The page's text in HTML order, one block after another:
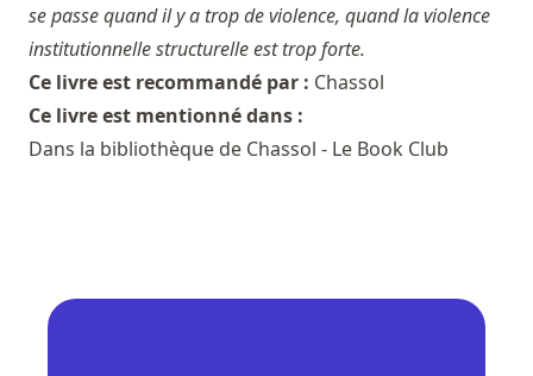
se passe quand il y a trop de violence, quand la violence
institutionnelle structurelle est trop forte.
Ce livre est recommandé par : Chassol
Ce livre est mentionné dans :
Dans la bibliothèque de Chassol - Le Book Club